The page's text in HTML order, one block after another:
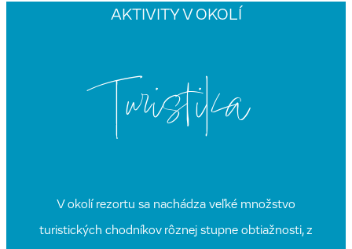
AKTIVITY V OKOLÍ
Turistika
V okolí rezortu sa nachádza veľké množstvo
turistických chodníkov rôznej stupne obtiažnosti, z